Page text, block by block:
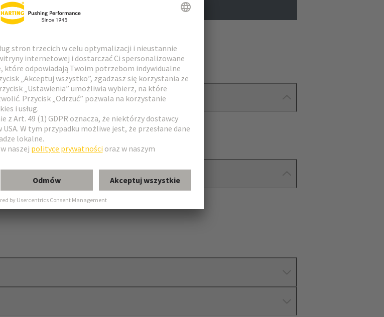
Pasujące produkty